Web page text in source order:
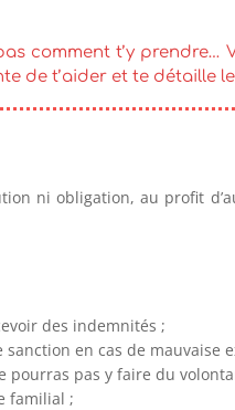
comment t’y prendre…
de t’aider et te détaille
ni obligation, au profit
des indemnités ;
en cas de mauvaise
pourras pas y faire du
familial ;